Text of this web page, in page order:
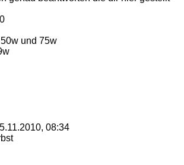
und 75w
08:34